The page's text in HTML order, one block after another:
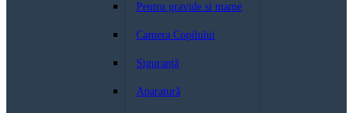
Pentru gravide si mame
Camera Copilului
Siguranță
Aparatură